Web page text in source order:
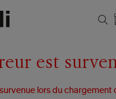
est
lors du chargement